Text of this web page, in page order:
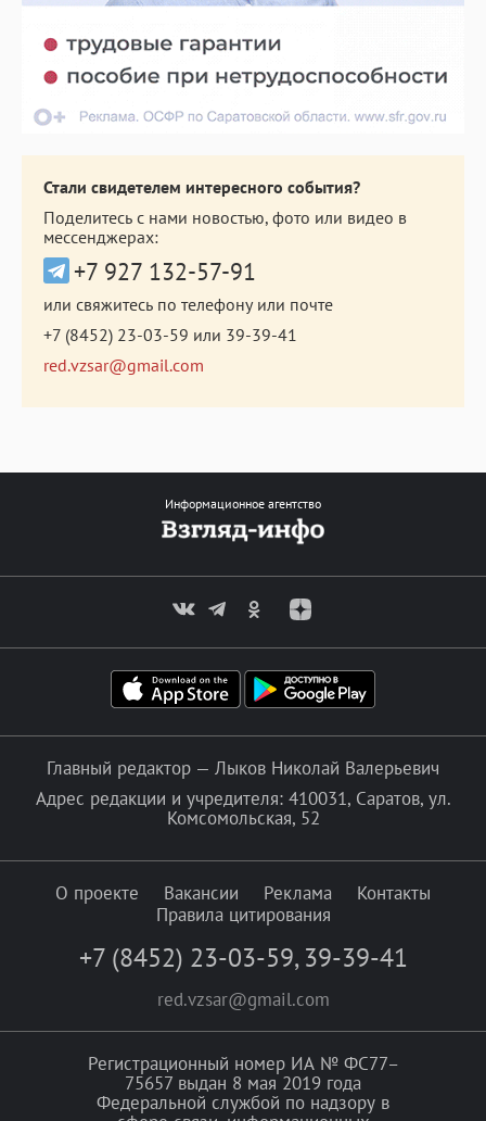
Стали свидетелем интересного события?
Поделитесь с нами новостью, фото или видео в
мессенджерах:
+7 927 132-57-91
или свяжитесь по телефону или почте
+7 (8452) 23-03-59 или 39-39-41
red.vzsar@gmail.com
Информационное агентство
Главный редактор — Лыков Николай Валерьевич
Адрес редакции и учредителя: 410031, Саратов, ул.
Комсомольская, 52
О проекте Вакансии Реклама
Контакты
Правила цитирования
+7 (8452) 23-03-59, 39-39-41
red.vzsar@gmail.com
Регистрационный номер ИА № ФС77–
75657 выдан 8 мая 2019 года
Федеральной службой по надзору в